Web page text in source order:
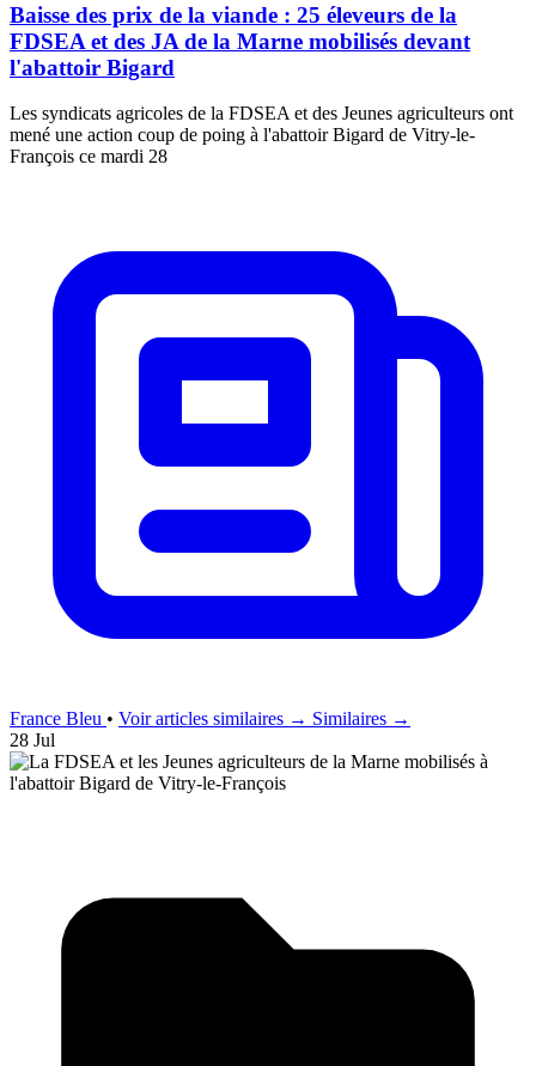
Baisse des prix de la viande : 25 éleveurs de la
FDSEA et des JA de la Marne mobilisés devant
l'abattoir Bigard
Les syndicats agricoles de la FDSEA et des Jeunes agriculteurs ont
mené une action coup de poing à l'abattoir Bigard de Vitry-le-
François ce mardi 28
France Bleu • Voir articles similaires → Similaires →
28 Jul